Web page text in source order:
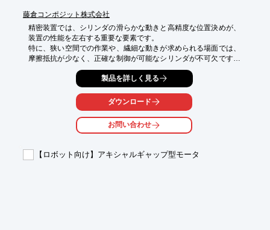
藤倉コンポジット株式会社
精密装置では、シリンダの滑らかな動きと高精度な位置決めが、
装置の性能を左右する重要な要素です。
特に、狭い空間での作業や、繊細な動きが求められる場面では、
摩擦抵抗が少なく、正確な制御が可能なシリンダが不可欠です。
従来のシリンダでは、摩擦による動作の遅延や位置精度の低下が
課題となっていました。
藤倉コンポジットのACS-4-5は、エアベアリング技術により摩擦
抵抗をゼロにし、これらの課題を解決します。
【活用シーン】
・精密な位置決め
・押圧制御
製品を詳しく見る
ダウンロード
お問い合わせ
【ロボット向け】アキシャルギャップ型モータ